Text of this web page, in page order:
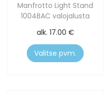
Manfrotto Light Stand
1004BAC valojalusta
alk. 17.00 €
Valitse pvm.